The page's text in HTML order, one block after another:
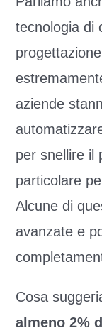
tecnologia di
aziende
per snellire il
particolare
Alcune di
avanzate e
Cosa
almeno 2%